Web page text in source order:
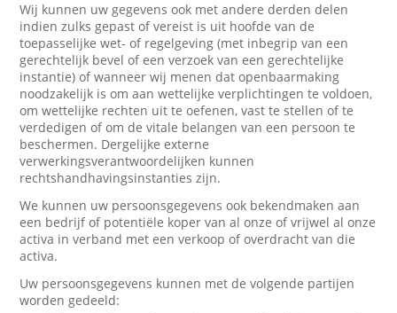
Wij kunnen uw gegevens ook met andere derden delen
indien zulks gepast of vereist is uit hoofde van de
toepasselijke wet- of regelgeving (met inbegrip van een
gerechtelijk bevel of een verzoek van een gerechtelijke
instantie) of wanneer wij menen dat openbaarmaking
noodzakelijk is om aan wettelijke verplichtingen te voldoen,
om wettelijke rechten uit te oefenen, vast te stellen of te
verdedigen of om de vitale belangen van een persoon te
beschermen. Dergelijke externe
verwerkingsverantwoordelijken kunnen
rechtshandhavingsinstanties zijn.
We kunnen uw persoonsgegevens ook bekendmaken aan
een bedrijf of potentiële koper van al onze of vrijwel al onze
activa in verband met een verkoop of overdracht van die
activa.
Uw persoonsgegevens kunnen met de volgende partijen
worden gedeeld: